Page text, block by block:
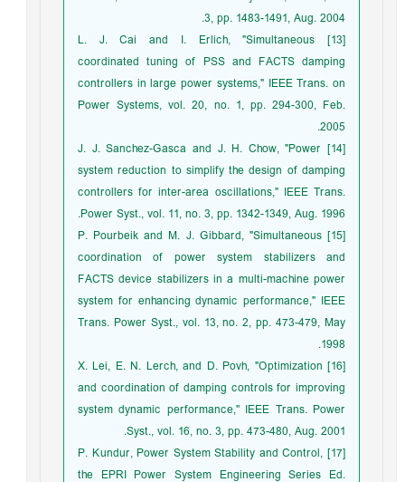
3, pp. 1483-1491, Aug. 2004.
[13] L. J. Cai and I. Erlich, "Simultaneous
coordinated tuning of PSS and FACTS damping
controllers in large power systems," IEEE Trans. on
Power Systems, vol. 20, no. 1, pp. 294-300, Feb.
2005.
[14] J. J. Sanchez-Gasca and J. H. Chow, "Power
system reduction to simplify the design of damping
controllers for inter-area oscillations," IEEE Trans.
Power Syst., vol. 11, no. 3, pp. 1342-1349, Aug. 1996.
[15] P. Pourbeik and M. J. Gibbard, "Simultaneous
coordination of power system stabilizers and
FACTS device stabilizers in a multi-machine power
system for enhancing dynamic performance," IEEE
Trans. Power Syst., vol. 13, no. 2, pp. 473-479, May
1998.
[16] X. Lei, E. N. Lerch, and D. Povh, "Optimization
and coordination of damping controls for improving
system dynamic performance," IEEE Trans. Power
Syst., vol. 16, no. 3, pp. 473-480, Aug. 2001.
[17] P. Kundur, Power System Stability and Control,
the EPRI Power System Engineering Series Ed.